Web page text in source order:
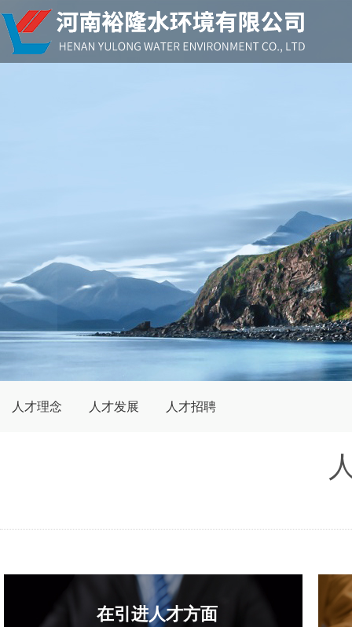
人才理念 人才发展 人才招聘
在引进人才方面